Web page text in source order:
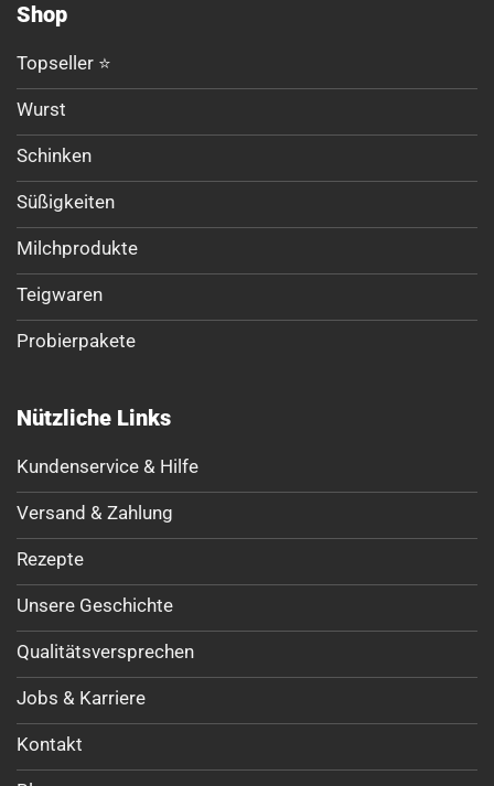
Shop
Topseller ⭐
Wurst
Schinken
Süßigkeiten
Milchprodukte
Teigwaren
Probierpakete
Nützliche Links
Kundenservice & Hilfe
Versand & Zahlung
Rezepte
Unsere Geschichte
Qualitätsversprechen
Jobs & Karriere
Kontakt